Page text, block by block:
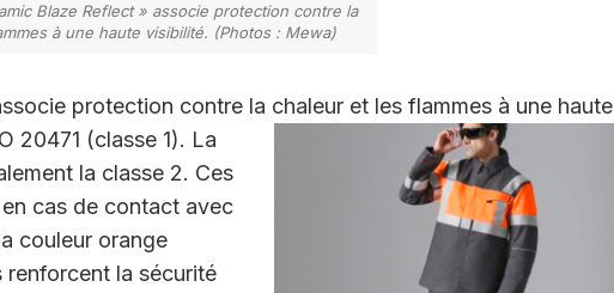
Blaze Reflect » associe protection contre la
à une haute visibilité. (Photos : Mewa)
protection contre la chaleur et les flammes à une haute
20471 (classe 1). La
la classe 2. Ces
cas de contact avec
couleur orange
la sécurité